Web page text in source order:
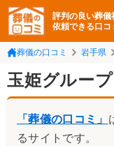
評判の良い葬儀
依頼できる口コ
葬儀の口コミ 岩手県
玉姫グループ
「葬儀の口コミ」
るサイトです。